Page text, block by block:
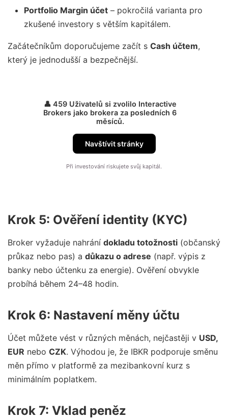
Portfolio Margin účet – pokročilá varianta pro
zkušené investory s větším kapitálem.
Začátečníkům doporučujeme začít s Cash účtem,
který je jednodušší a bezpečnější.
👤 459 Uživatelů si zvolilo Interactive
Brokers jako brokera za posledních 6
měsíců.
Navštívit stránky
Při investování riskujete svůj kapitál.
Krok 5: Ověření identity (KYC)
Broker vyžaduje nahrání dokladu totožnosti (občanský
průkaz nebo pas) a důkazu o adrese (např. výpis z
banky nebo účtenku za energie). Ověření obvykle
probíhá během 24–48 hodin.
Krok 6: Nastavení měny účtu
Účet můžete vést v různých měnách, nejčastěji v USD,
EUR nebo CZK. Výhodou je, že IBKR podporuje směnu
měn přímo v platformě za mezibankovní kurz s
minimálním poplatkem.
Krok 7: Vklad peněz